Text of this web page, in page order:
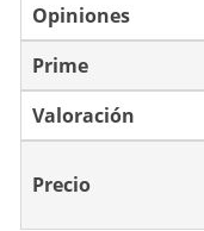
Opiniones
Prime
Valoración
Precio